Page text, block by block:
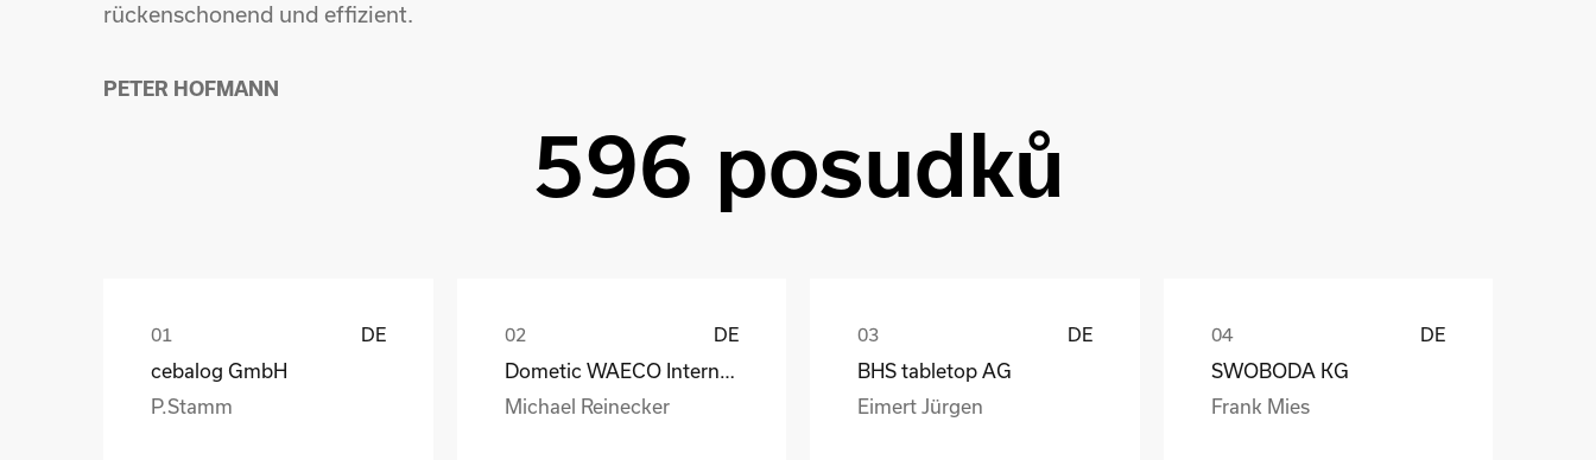
rückenschonend und effizient.
PETER HOFMANN
596 posudků
DE
cebalog GmbH
P.Stamm
DE
Michael Reinecker
DE
BHS tabletop AG
Eimert Jürgen
DE
SWOBODA KG
Frank Mies